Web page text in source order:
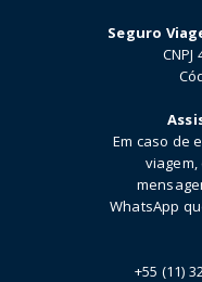
Seguro
Em caso de
WhatsApp
+55 (11)